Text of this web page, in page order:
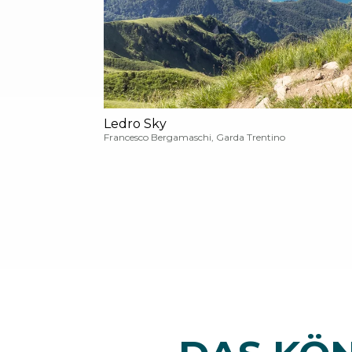
Ledro Sky
Francesco Bergamaschi, Garda Trentino